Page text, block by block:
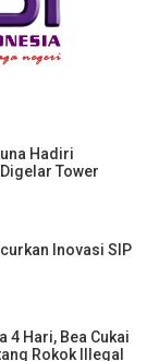
Hadiri
Tower
Inovasi SIP
4 Hari, Bea Cukai
Rokok Illegal